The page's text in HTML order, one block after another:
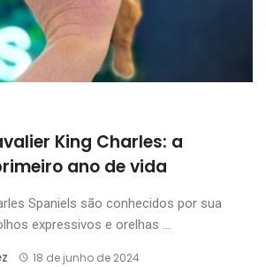
King Charles: a
ano de vida
Spaniels são conhecidos por sua
expressivos e orelhas ...
18 de junho de 2024